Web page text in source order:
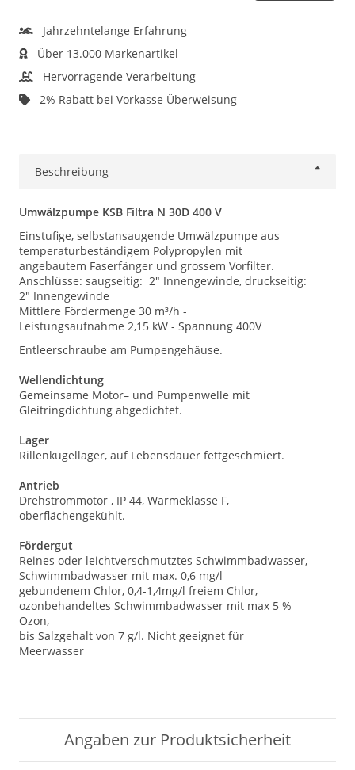
Jahrzehntelange Erfahrung
Über 13.000 Markenartikel
Hervorragende Verarbeitung
2% Rabatt bei Vorkasse Überweisung
Beschreibung
Umwälzpumpe KSB Filtra N 30D 400 V
Einstufige, selbstansaugende Umwälzpumpe aus
temperaturbeständigem Polypropylen mit
angebautem Faserfänger und grossem Vorfilter.
Anschlüsse: saugseitig: 2" Innengewinde, druckseitig:
2" Innengewinde
Mittlere Fördermenge 30 m³/h -
Leistungsaufnahme 2,15 kW - Spannung 400V
Entleerschraube am Pumpengehäuse.
Wellendichtung
Gemeinsame Motor– und Pumpenwelle mit
Gleitringdichtung abgedichtet.
Lager
Rillenkugellager, auf Lebensdauer fettgeschmiert.
Antrieb
Drehstrommotor , IP 44, Wärmeklasse F,
oberflächengekühlt.
Fördergut
Reines oder leichtverschmutztes Schwimmbadwasser,
Schwimmbadwasser mit max. 0,6 mg/l
gebundenem Chlor, 0,4-1,4mg/l freiem Chlor,
ozonbehandeltes Schwimmbadwasser mit max 5 %
Ozon,
bis Salzgehalt von 7 g/l. Nicht geeignet für
Meerwasser
Angaben zur Produktsicherheit